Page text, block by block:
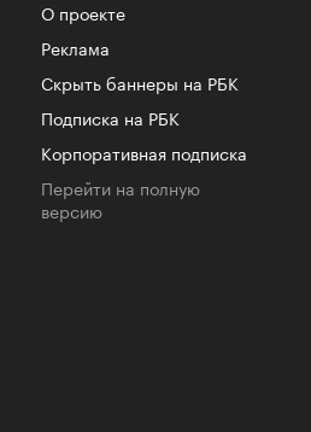
О проекте
Реклама
Скрыть баннеры на РБК
Подписка на РБК
Корпоративная подписка
Перейти на полную
версию